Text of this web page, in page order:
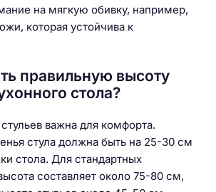
на мягкую обивку, например,
которая устойчива к
правильную высоту
стола?
важна для комфорта.
стула должна быть на 25-30 см
стола. Для стандартных
составляет около 75-80 см,